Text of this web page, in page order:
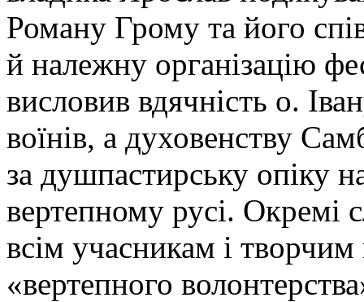
Роману Грому та його
й належну організацію
висловив вдячність о.
воїнів, а духовенству
за душпастирську опіку
вертепному русі. Окремі
всім учасникам і
«вертепного